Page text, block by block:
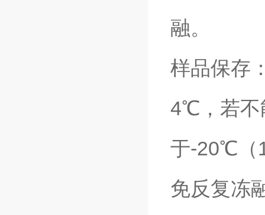
融。
样品保存
4℃，若不
于-20℃（
免反复冻